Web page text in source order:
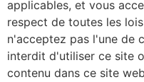
applicables, et vous
respect de toutes les
n'acceptez pas l'une de
interdit d'utiliser ce site
contenu dans ce site